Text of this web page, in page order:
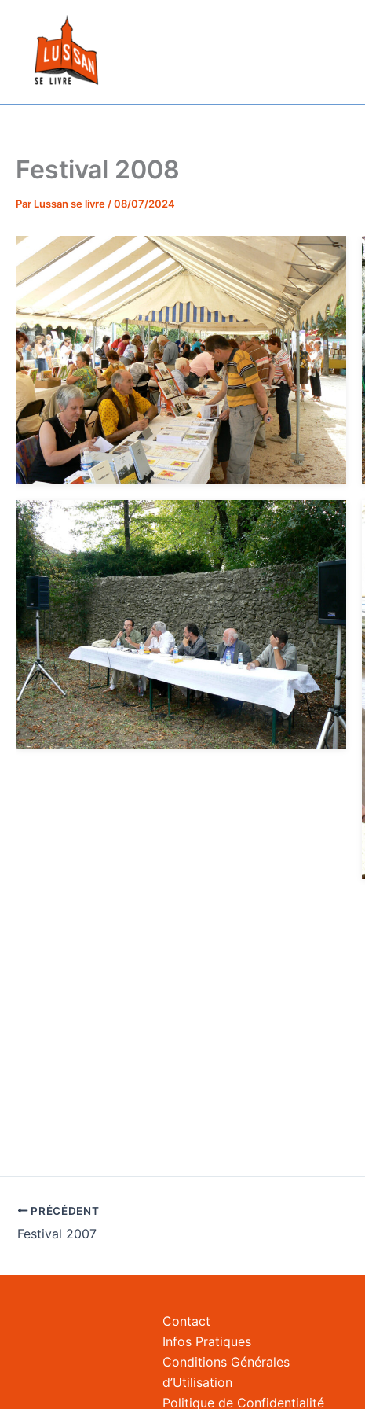
contenu
Festival 2008
Par Lussan se livre /08/07/2024
PRÉCÉDENT
Festival 2007
Contact
Infos Pratiques
Conditions Générales
d’Utilisation
Politique de Confidentialité